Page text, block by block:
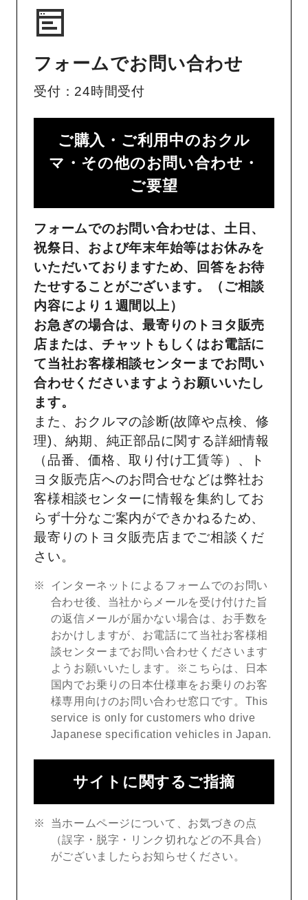
フォームでお問い合わせ
受付：24時間受付
ご購入・ご利用中のおクル
マ・その他のお問い合わせ・
ご要望​
フォームでのお問い合わせは、土日、
祝祭日、および年末年始等はお休みを
いただいておりますため、回答をお待
たせすることがございます。（ご相談
内容により１週間以上）
お急ぎの場合は、最寄りのトヨタ販売
店または、チャットもしくはお電話に
て当社お客様相談センターまでお問い
合わせくださいますようお願いいたし
ます。
また、おクルマの診断(故障や点検、修
理)、納期、純正部品に関する詳細情報
（品番、価格、取り付け工賃等）、ト
ヨタ販売店へのお問合せなどは弊社お
客様相談センターに情報を集約してお
らず十分なご案内ができかねるため、
最寄りのトヨタ販売店までご相談くだ
さい。
インターネットによるフォームでのお問い
合わせ後、当社からメールを受け付けた旨
の返信メールが届かない場合は、お手数を
おかけしますが、お電話にて当社お客様相
談センターまでお問い合わせくださいます
ようお願いいたします。※こちらは、日本
国内でお乗りの日本仕様車をお乗りのお客
様専用向けのお問い合わせ窓口です。This
service is only for customers who drive
Japanese specification vehicles in Japan.
サイトに関するご指摘
当ホームページについて、お気づきの点
（誤字・脱字・リンク切れなどの不具合）
がございましたらお知らせください。